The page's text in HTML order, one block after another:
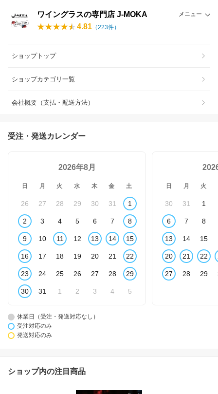
ワイングラスの専門店 J-MOKA メニュー
4.81 （223件）
ショップトップ
ショップカテゴリ一覧
会社概要（支払・配送方法）
受注・発送カレンダー
2026年8月
日 月 火 水 木 金 土
26 27 28 29 30 31 1
2 3 4 5 6 7 8
9 10 11 12 13 14 15
16 17 18 19 20 21 22
23 24 25 26 27 28 29
30 31 1 2 3 4 5
日 月 火
30 31 1
6 7 8
13 14 15
20 21 22
27 28 29
休業日（受注・発送対応なし）
受注対応のみ
発送対応のみ
ショップ内の注目商品